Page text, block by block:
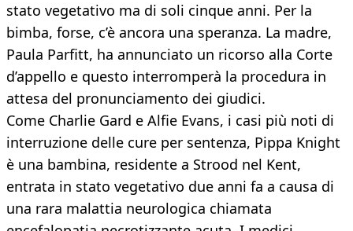
stato vegetativo ma di soli cinque anni. Per la
bimba, forse, c’è ancora una speranza. La madre,
Paula Parfitt, ha annunciato un ricorso alla Corte
d’appello e questo interromperà la procedura in
attesa del pronunciamento dei giudici.
Come Charlie Gard e Alfie Evans, i casi più noti di
interruzione delle cure per sentenza, Pippa Knight
è una bambina, residente a Strood nel Kent,
entrata in stato vegetativo due anni fa a causa di
una rara malattia neurologica chiamata